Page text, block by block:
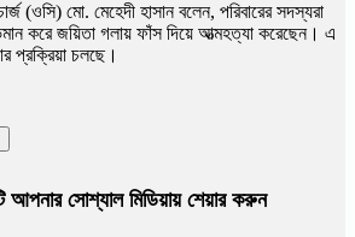
(ওসি) মো. মেহেদী হাসান বলেন, পরিবারের সদস্যরা
করে জয়িতা গলায় ফাঁস দিয়ে আত্মহত্যা করেছেন। এ
প্রক্রিয়া চলছে।
সোশ্যাল মিডিয়ায় শেয়ার করুন